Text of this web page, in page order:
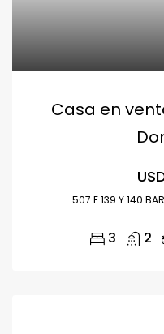
Casa en
507 E 139 Y 140
3 2